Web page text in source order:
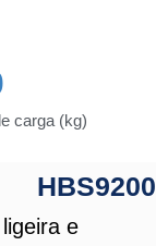
carga (kg)
HBS9200
e